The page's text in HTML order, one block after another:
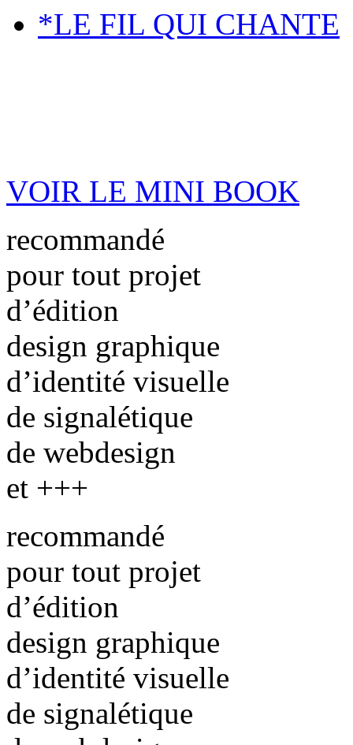
*LE FIL QUI CHANTE
VOIR LE MINI BOOK
recommandé
pour tout projet
d’édition
design graphique
d’identité visuelle
de signalétique
de webdesign
et +++
recommandé
pour tout projet
d’édition
design graphique
d’identité visuelle
de signalétique